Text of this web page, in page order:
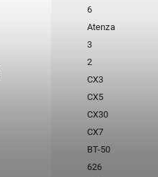
6
Atenza
3
2
CX3
CX5
CX30
CX7
BT-50
626